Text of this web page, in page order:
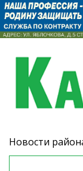
Новости